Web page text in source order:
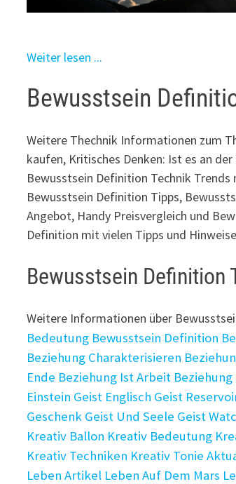
Weiter lesen ...
Bewusstsein
Weitere Thechnik Informationen zum
kaufen, Kritisches Denken: Ist es an
Bewusstsein Definition Technik
Bewusstsein Definition Tipps,
Angebot, Handy Preisvergleich und
Definition mit vielen Tipps und
Bewusstsein Definition
Weitere Informationen über
Bedeutung Bewusstsein Definition
Beziehung Charakterisieren
Ende Beziehung Ist Arbeit
Einstein Geist Englisch Geist
Geschenk Geist Und Seele Geist
Kreativ Ballon Kreativ Bedeutung
Kreativ Techniken Kreativ Tonie
Leben Artikel Leben Auf Dem Mars